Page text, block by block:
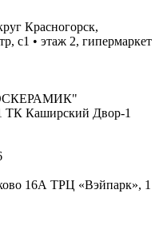
Красногорск,
с1 • этаж 2, гипермаркет
ТК Каширский Двор-1
16А ТРЦ «Вэйпарк», 1